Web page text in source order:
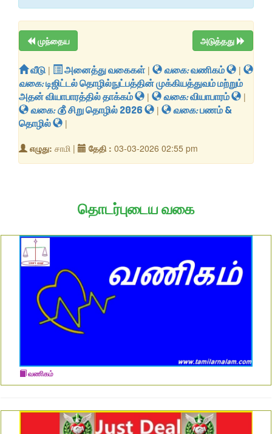
முந்தைய அடுத்தது
வீடு | அனைத்து வகைகள் | வகை:வணிகம்
|
வகை:டிஜிட்டல் தொழில்நுட்பத்தின் முக்கியத்துவம் மற்றும்
அதன் வியாபாரத்தில் தாக்கம்
| வகை:வியாபாரம்
|
வகை:​💰 சிறு தொழில் 2026 | வகை:பணம் &
தொழில்
|
எழுது: சாமி | தேதி : 03-03-2026 02:55 pm
தொடர்புடைய வகை
வணிகம்